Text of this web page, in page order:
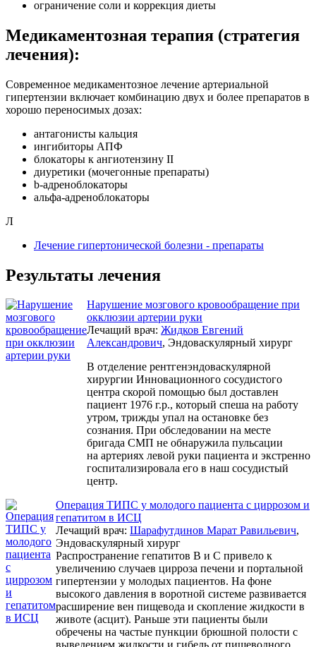
ограничение соли и коррекция диеты
Медикаментозная терапия (стратегия
лечения):
Современное медикаментозное лечение артериальной
гипертензии включает комбинацию двух и более препаратов в
хорошо переносимых дозах:
антагонисты кальция
ингибиторы АПФ
блокаторы к ангиотензину II
диуретики (мочегонные препараты)
b-адреноблокаторы
альфа-адреноблокаторы
Л
Лечение гипертонической болезни - препараты
Результаты лечения
Нарушение мозгового кровообращение при
окклюзии артерии руки
Лечащий врач: Жидков Евгений
Александрович, Эндоваскулярный хирург
В отделение рентгенэндоваскулярной
хирургии Инновационного сосудистого
центра скорой помощью был доставлен
пациент 1976 г.р., который спеша на работу
утром, трижды упал на остановке без
сознания. При обследовании на месте
бригада СМП не обнаружила пульсации
на артериях левой руки пациента и экстренно
госпитализировала его в наш сосудистый
центр.
Операция ТИПС у молодого пациента с циррозом и
гепатитом в ИСЦ
Лечащий врач: Шарафутдинов Марат Равильевич,
Эндоваскулярный хирург
Распространение гепатитов В и С привело к
увеличению случаев цирроза печени и портальной
гипертензии у молодых пациентов. На фоне
высокого давления в воротной системе развивается
расширение вен пищевода и скопление жидкости в
животе (асцит). Раньше эти пациенты были
обречены на частые пункции брюшной полости с